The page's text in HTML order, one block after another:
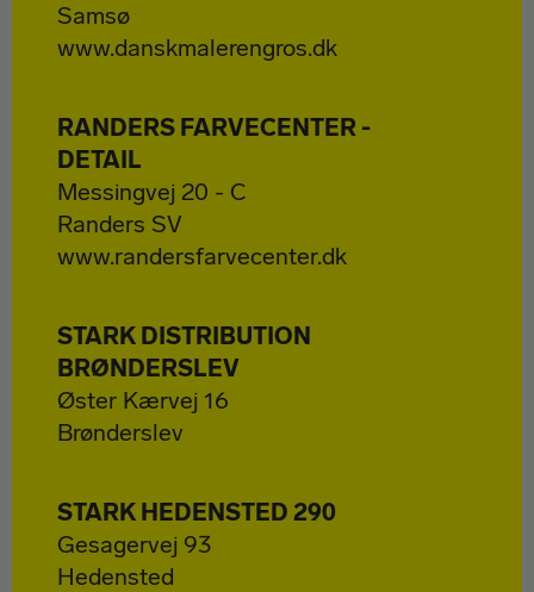
Samsø
www.danskmalerengros.dk
RANDERS FARVECENTER -
DETAIL
Messingvej 20 - C
Randers SV
www.randersfarvecenter.dk
STARK DISTRIBUTION
BRØNDERSLEV
Øster Kærvej 16
Brønderslev
STARK HEDENSTED 290
Gesagervej 93
Hedensted